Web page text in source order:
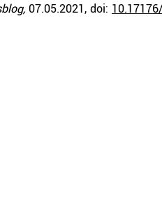
07.05.2021, doi: